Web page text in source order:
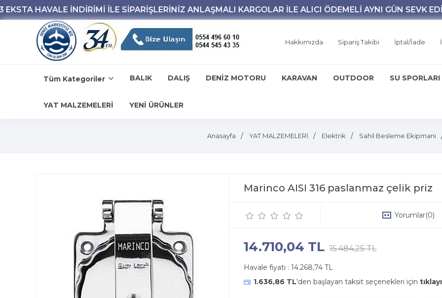
Hakkımızda Sipariş Takibi İptal/İade
Tüm Kategoriler BALIK DALIŞ DENİZ MOTORU KARAVAN OUTDOOR SU SPORLARI
YAT MALZEMELERİ YENİ ÜRÜNLER
Anasayfa YAT MALZEMELERİ Elektrik Sahil Besleme Ekipmanı
Marinco AISI 316 paslanmaz çelik priz
Yorumlar(0)
14.710,04 TL 15.484,25 TL
Havale fiyatı : 14.268,74 TL
1.636,86 TL'den başlayan taksit seçenekleri için